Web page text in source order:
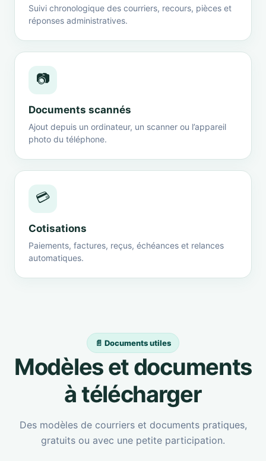
Suivi chronologique des courriers, recours, pièces et
réponses administratives.
📷
Documents scannés
Ajout depuis un ordinateur, un scanner ou l’appareil
photo du téléphone.
💳
Cotisations
Paiements, factures, reçus, échéances et relances
automatiques.
📄 Documents utiles
Modèles et documents
à télécharger
Des modèles de courriers et documents pratiques,
gratuits ou avec une petite participation.